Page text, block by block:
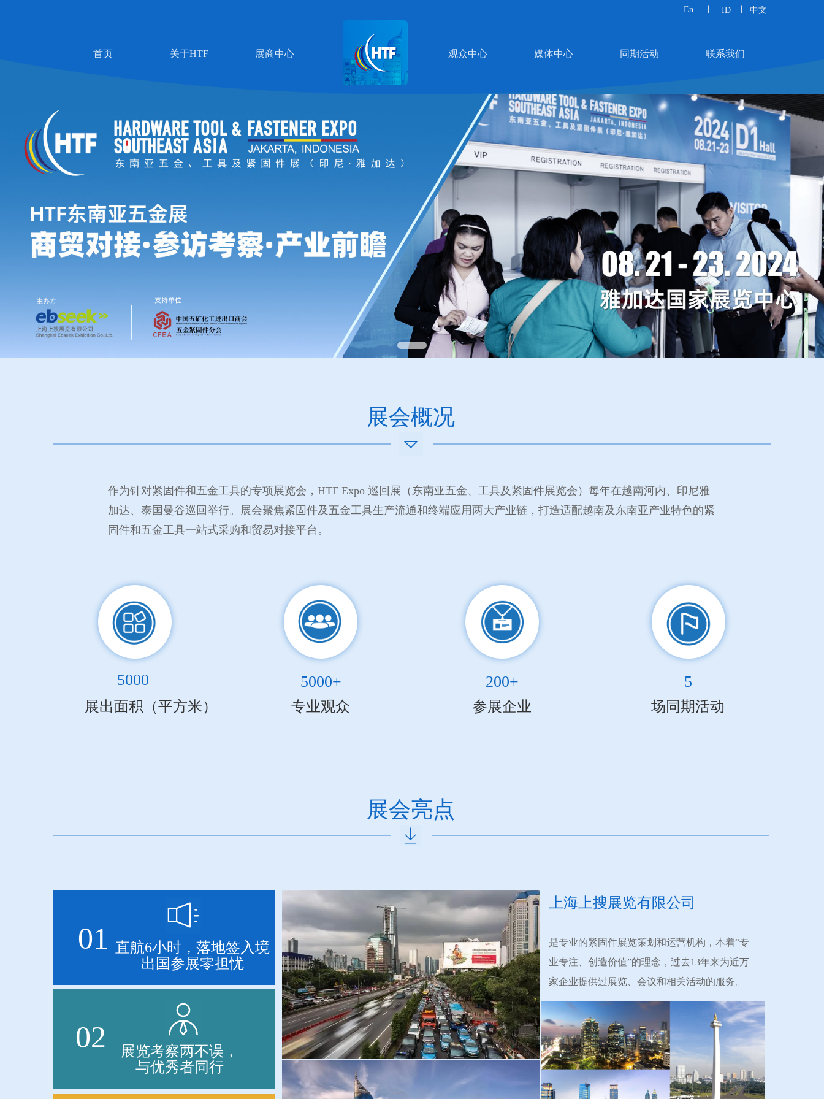
首页 关于HTF 展商中心 观众中心 媒体中心 同期活动 联系我们
En ID 中文
请在左边编辑区编辑内容和样式……
5000 5000+ 200+ 5
展会概况
展出面积（平方米） 专业观众 参展企业 场同期活动
作为针对紧固件和五金工具的专项展览会，HTF Expo 巡回展（东南亚五金、工具及紧固件展览会）每年在越南河内、印尼雅
加达、泰国曼谷巡回举行。展会聚焦紧固件及五金工具生产流通和终端应用两大产业链，打造适配越南及东南亚产业特色的紧
固件和五金工具一站式采购和贸易对接平台。
展会亮点
01
02
上海上搜展览有限公司
是专业的紧固件展览策划和运营机构，本着“专
业专注、创造价值”的理念，过去13年来为近万
家企业提供过展览、会议和相关活动的服务。
直航6小时，落地签入境
出国参展零担忧
展览考察两不误，
与优秀者同行